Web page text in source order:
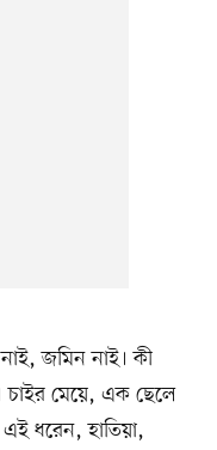
জমিন নাই। কী
চাইর মেয়ে, এক ছেলে
এই ধরেন, হাতিয়া,